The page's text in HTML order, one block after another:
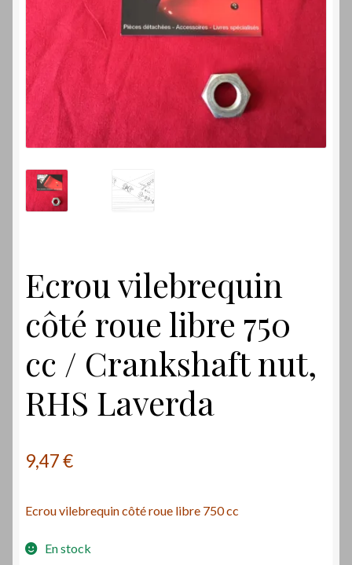
Ecrou vilebrequin
côté roue libre 750
cc / Crankshaft nut,
RHS Laverda
9,47€
Ecrou vilebrequin côté roue libre 750 cc
En stock